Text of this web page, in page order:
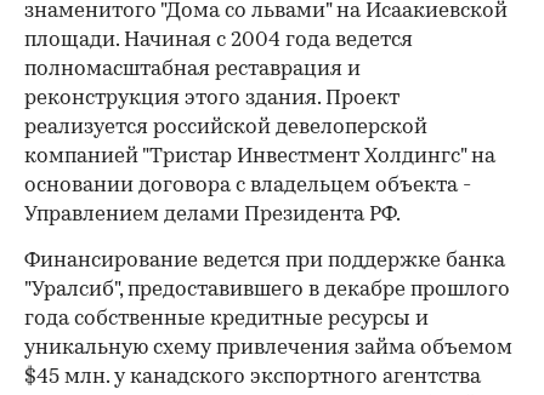
знаменитого "Дома со львами" на Исаакиевской
площади. Начиная с 2004 года ведется
полномасштабная реставрация и
реконструкция этого здания. Проект
реализуется российской девелоперской
компанией "Тристар Инвестмент Холдингс" на
основании договора с владельцем объекта -
Управлением делами Президента РФ.
Финансирование ведется при поддержке банка
"Уралсиб", предоставившего в декабре прошлого
года собственные кредитные ресурсы и
уникальную схему привлечения займа объемом
$45 млн. у канадского экспортного агентства